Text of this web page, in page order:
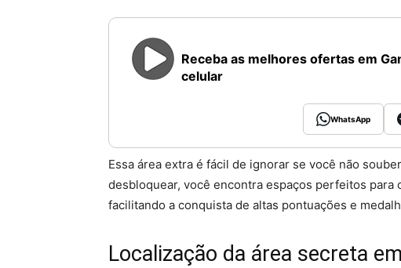
Receba as melhores ofertas em
celular
WhatsApp
Essa área extra é fácil de ignorar se você não
desbloquear, você encontra espaços perfeitos para
facilitando a conquista de altas pontuações e
Localização da área secreta